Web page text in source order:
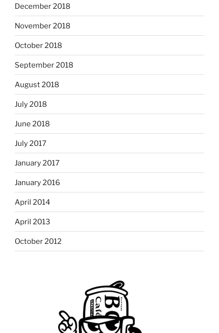
December 2018
November 2018
October 2018
September 2018
August 2018
July 2018
June 2018
July 2017
January 2017
January 2016
April 2014
April 2013
October 2012